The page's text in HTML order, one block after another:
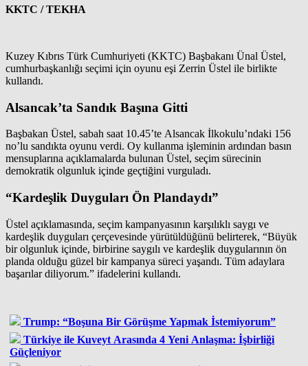
KKTC / TEKHA
Kuzey Kıbrıs Türk Cumhuriyeti (KKTC) Başbakanı Ünal Üstel,
cumhurbaşkanlığı seçimi için oyunu eşi Zerrin Üstel ile birlikte
kullandı.
Alsancak’ta Sandık Başına Gitti
Başbakan Üstel, sabah saat 10.45’te Alsancak İlkokulu’ndaki 156
no’lu sandıkta oyunu verdi. Oy kullanma işleminin ardından basın
mensuplarına açıklamalarda bulunan Üstel, seçim sürecinin
demokratik olgunluk içinde geçtiğini vurguladı.
“Kardeşlik Duyguları Ön Plandaydı”
Üstel açıklamasında, seçim kampanyasının karşılıklı saygı ve
kardeşlik duyguları çerçevesinde yürütüldüğünü belirterek, “Büyük
bir olgunluk içinde, birbirine saygılı ve kardeşlik duygularının ön
planda olduğu güzel bir kampanya süreci yaşandı. Tüm adaylara
başarılar diliyorum.” ifadelerini kullandı.
Trump: “Boşuna Bir Görüşme Yapmak İstemiyorum”
Türkiye ile Kuveyt Arasında 4 Yeni Anlaşma: İşbirliği
Güçleniyor